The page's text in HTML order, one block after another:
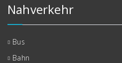
Nahverkehr
Bus
Bahn